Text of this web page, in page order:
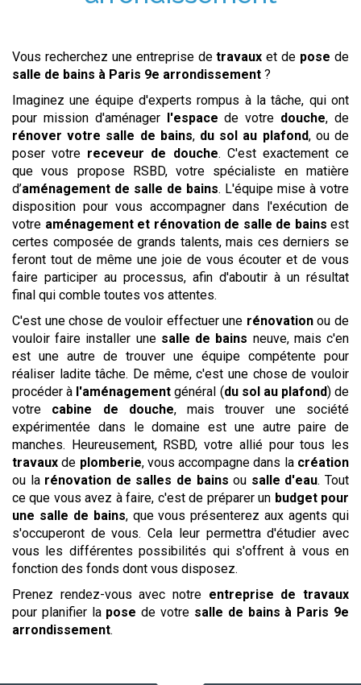
Vous recherchez une entreprise detravaux et de pose de
salle de bains à Paris 9e arrondissement ?
Imaginez une équipe d'experts rompus à la tâche, qui ont
pour mission d'aménager
l'espace de votre douche, de
rénover votre salle de bains, du sol au plafond, ou de
poser votre receveur de douche. C'est exactement ce
que vous propose RSBD, votre spécialiste en matière
d’aménagement de salle de bains. L'équipe mise à votre
disposition pour vous accompagner dans l'exécution de
votre aménagement et rénovation de salle de bains est
certes composée de grands talents, mais ces derniers se
feront tout de même une joie de vous écouter et de vous
faire participer au processus, afin d'aboutir à un résultat
final qui comble toutes vos attentes.
C'est une chose de vouloir effectuer une rénovationou de
vouloir faire installer une salle de bains neuve, mais c'en
est une autre de trouver une équipe compétente pour
réaliser ladite tâche. De même, c'est une chose de vouloir
procéder à l'aménagementgénéral (du sol au plafond) de
votre cabine de douche, mais trouver une société
expérimentée dans le domaine est une autre paire de
manches. Heureusement, RSBD, votre allié pour tous les
travaux de plomberie, vous accompagne dans la création
ou la rénovation de salles de bains ou salle d'eau. Tout
ce que vous avez à faire, c'est de préparer un budget pour
une salle de bains, que vous présenterez aux agents qui
s'occuperont de vous. Cela leur permettra d'étudier avec
vous les différentes possibilités qui s'offrent à vous en
fonction des fonds dont vous disposez.
Prenez rendez-vous avec notre entreprise de travaux
pour planifier la pose de votre salle de bains à Paris 9e
arrondissement.